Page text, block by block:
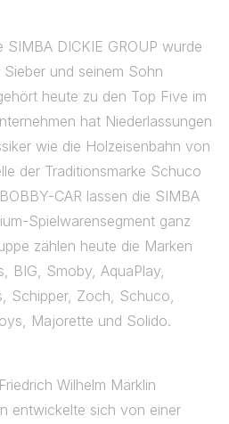
DICKIE GROUP wurde
und seinem Sohn
heute zu den Top Five im
hat Niederlassungen
wie die Holzeisenbahn von
der Traditionsmarke Schuco
CAR lassen die SIMBA
Spielwarensegment ganz
zählen heute die Marken
BIG, Smoby, AquaPlay,
Schipper, Zoch, Schuco,
Majorette und Solido.
Wilhelm Märklin
entwickelte sich von einer